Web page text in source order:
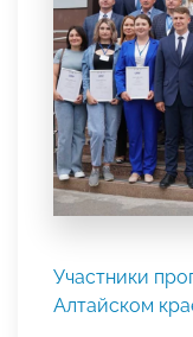
Участники
Алтайском